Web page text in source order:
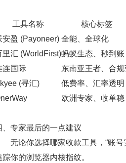
工具名称 核心标签
安盈 (Payoneer) 全能、全球化
里汇 (WorldFirst)蚂蚁生态、秒到账
连国际
东南亚王者、合规
(寻汇)
低费率、汇率透明
欧洲专家、收单稳
、专家最后的一点建议
论你选择哪家收款工具， “账号
踪你的浏览器内核指纹。